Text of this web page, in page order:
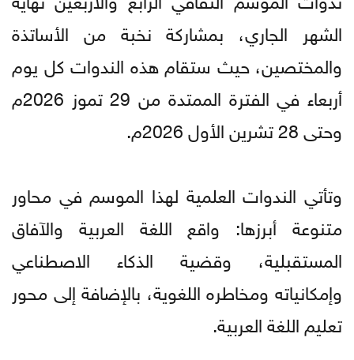
الشهر الجاري، بمشاركة نخبة من الأساتذة
والمختصين، حيث ستقام هذه الندوات كل يوم
أربعاء في الفترة الممتدة من 29 تموز 2026م
وحتى 28 تشرين الأول 2026م.
وتأتي الندوات العلمية لهذا الموسم في محاور
متنوعة أبرزها: واقع اللغة العربية والآفاق
المستقبلية، وقضية الذكاء الاصطناعي
وإمكانياته ومخاطره اللغوية، بالإضافة إلى محور
تعليم اللغة العربية.